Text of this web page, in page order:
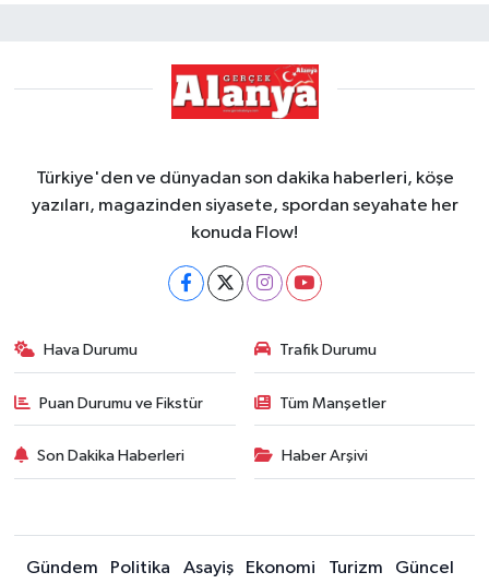
Türkiye'den ve dünyadan son dakika haberleri, köşe
yazıları, magazinden siyasete, spordan seyahate her
konuda Flow!
Hava Durumu Trafik Durumu
Puan Durumu ve Fikstür Tüm Manşetler
Son Dakika Haberleri Haber Arşivi
Gündem Politika Asayiş Ekonomi Turizm
Güncel